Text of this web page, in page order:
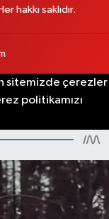
hakkı saklıdır.
sitemizde çerezler
politikamızı